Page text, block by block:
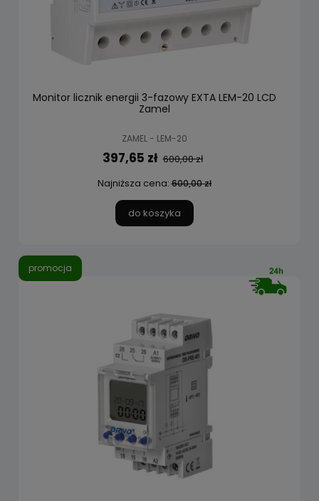
Monitor licznik energii 3-fazowy EXTA LEM-20 LCD
Zamel
ZAMEL - LEM-20
397,65 zł 600,00 zł
Najniższa cena:600,00 zł
do koszyka
promocja